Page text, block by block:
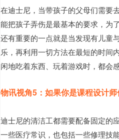
在迪士尼，当带孩子的父母们需要
能把孩子弄伤是最基本的要求，为
还有重要的一点就是当发现有儿童
乐，再利用一切方法在最短的时间
闲地吃着东西、玩着游戏时，都会
物讯视角5：如果你是课程设计
迪士尼的清洁工都需要配备固定的
一些医疗常识，也包括一些修理技